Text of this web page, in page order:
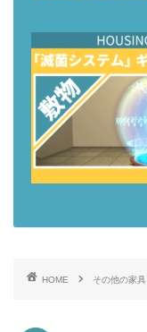
HOME その他の家具